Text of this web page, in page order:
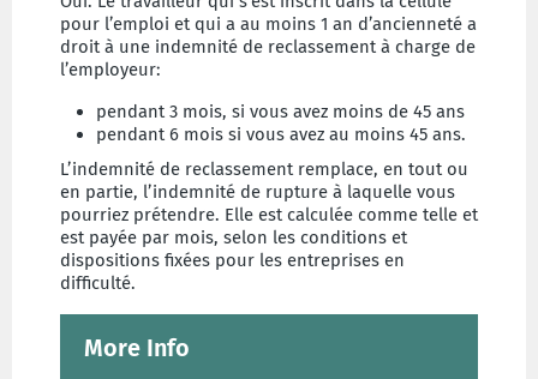
pour l’emploi et qui a au moins 1 an d’ancienneté a
droit à une indemnité de reclassement à charge de
l’employeur:
pendant 3 mois, si vous avez moins de 45 ans
pendant 6 mois si vous avez au moins 45 ans.
L’indemnité de reclassement remplace, en tout ou
en partie, l’indemnité de rupture à laquelle vous
pourriez prétendre. Elle est calculée comme telle et
est payée par mois, selon les conditions et
dispositions fixées pour les entreprises en
difficulté.
More Info